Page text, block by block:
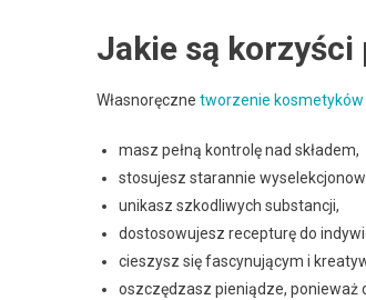
Jakie są korzyści
Własnoręczne tworzenie kosmetyków
masz pełną kontrolę nad składem,
stosujesz starannie
unikasz szkodliwych substancji,
dostosowujesz recepturę do
cieszysz się fascynującym i
oszczędzasz pieniądze, ponieważ